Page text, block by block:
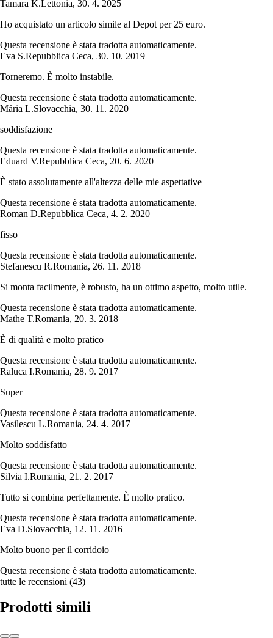
Tamāra K.Lettonia, 30. 4. 2025
Ho acquistato un articolo simile al Depot per 25 euro.
Questa recensione è stata tradotta automaticamente.
Eva S.Repubblica Ceca, 30. 10. 2019
Torneremo. È molto instabile.
Questa recensione è stata tradotta automaticamente.
Mária L.Slovacchia, 30. 11. 2020
soddisfazione
Questa recensione è stata tradotta automaticamente.
Eduard V.Repubblica Ceca, 20. 6. 2020
È stato assolutamente all'altezza delle mie aspettative
Questa recensione è stata tradotta automaticamente.
Roman D.Repubblica Ceca, 4. 2. 2020
fisso
Questa recensione è stata tradotta automaticamente.
Stefanescu R.Romania, 26. 11. 2018
Si monta facilmente, è robusto, ha un ottimo aspetto, molto utile.
Questa recensione è stata tradotta automaticamente.
Mathe T.Romania, 20. 3. 2018
È di qualità e molto pratico
Questa recensione è stata tradotta automaticamente.
Raluca I.Romania, 28. 9. 2017
Super
Questa recensione è stata tradotta automaticamente.
Vasilescu L.Romania, 24. 4. 2017
Molto soddisfatto
Questa recensione è stata tradotta automaticamente.
Silvia I.Romania, 21. 2. 2017
Tutto si combina perfettamente. È molto pratico.
Questa recensione è stata tradotta automaticamente.
Eva D.Slovacchia, 12. 11. 2016
Molto buono per il corridoio
Questa recensione è stata tradotta automaticamente.
tutte le recensioni (43)
Prodotti simili